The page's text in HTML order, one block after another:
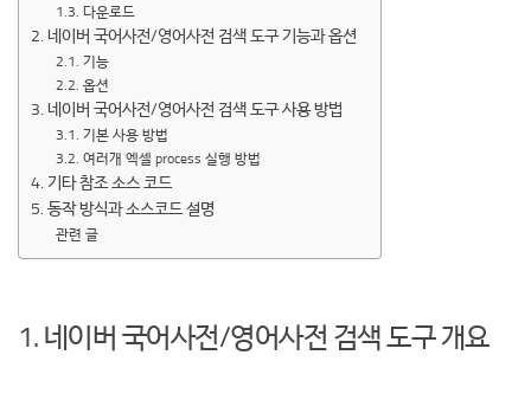
1.3. 다운로드
2. 네이버 국어사전/영어사전 검색 도구 기능과 옵션
2.1. 기능
2.2. 옵션
3. 네이버 국어사전/영어사전 검색 도구 사용 방법
3.1. 기본 사용 방법
3.2. 여러개 엑셀 process 실행 방법
4. 기타 참조 소스 코드
5. 동작 방식과 소스코드 설명
관련 글
1. 네이버 국어사전/영어사전 검색 도구 개요